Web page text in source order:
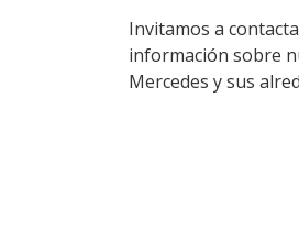
Invitamos a
información sobre
Mercedes y sus